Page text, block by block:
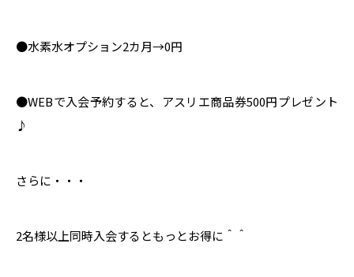
●水素水オプション2カ月→0円
●WEBで入会予約すると、アスリエ商品券500円プレゼント
♪
さらに・・・
2名様以上同時入会するともっとお得に＾＾